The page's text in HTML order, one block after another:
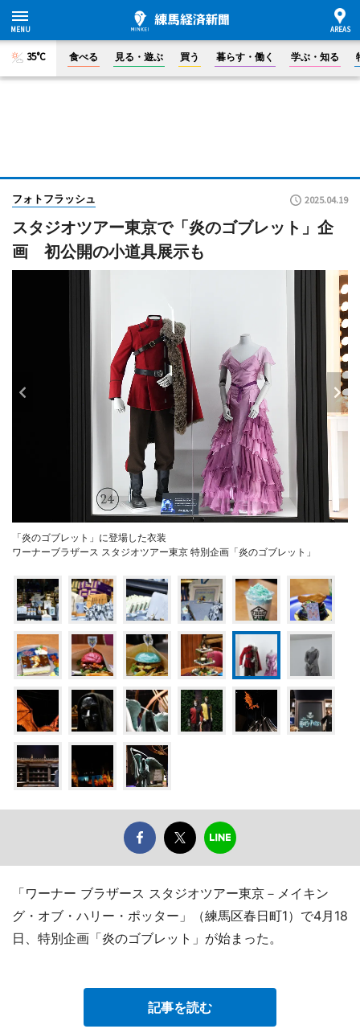
35°C 食べる 見る・遊ぶ 買う 暮らす・働く 学ぶ・知る
フォトフラッシュ 2025.04.19
スタジオツアー東京で「炎のゴブレット」企
画 初公開の小道具展示も
「炎のゴブレット」に登場した衣装
ワーナーブラザース スタジオツアー東京 特別企画「炎のゴブレット」
「ワーナー ブラザース スタジオツアー東京－メイキン
グ・オブ・ハリー・ポッター」（練馬区春日町1）で4月18
日、特別企画「炎のゴブレット」が始まった。
記事を読む